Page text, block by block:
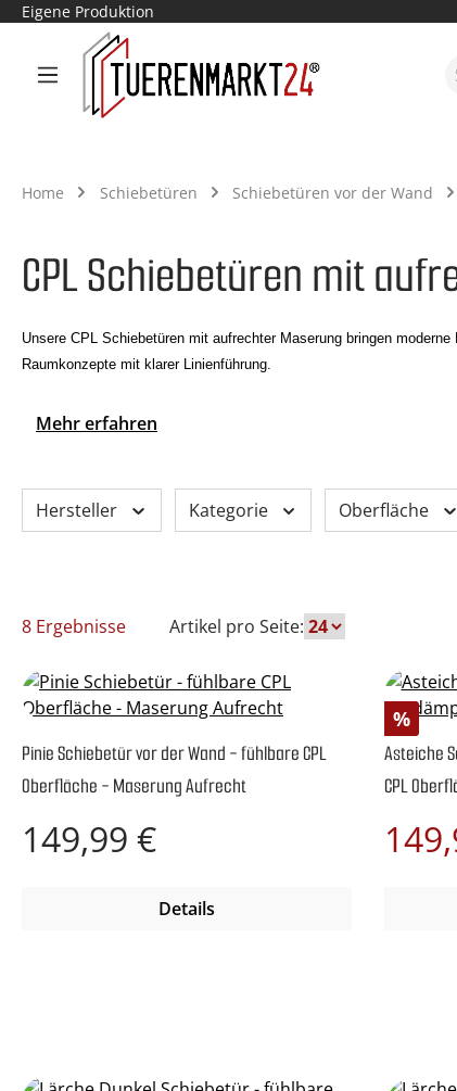
Hauptinhalt springen
Zur Suche springen
Zur Hauptnavigation springen
Eigene Produktion
Home Schiebetüren Schiebetüren vor der Wand
CPL Schiebetüren mit
Unsere CPL Schiebetüren mit aufrechter Maserung bringen
Raumkonzepte mit klarer Linienführung.
Mehr erfahren
Hersteller Kategorie Oberfläche
8 Ergebnisse Artikel pro Seite:
Pinie Schiebetür vor der Wand - fühlbare CPL
Oberfläche - Maserung Aufrecht
Regulärer Preis:
149,99 €
Details
Rabatt
%
Asteiche
CPL